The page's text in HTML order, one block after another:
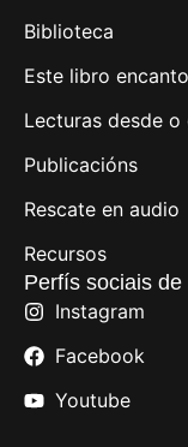
Biblioteca
Este libro
Lecturas desde o
Publicacións
Rescate en audio
Recursos
Perfís sociais de
Instagram
Facebook
Youtube